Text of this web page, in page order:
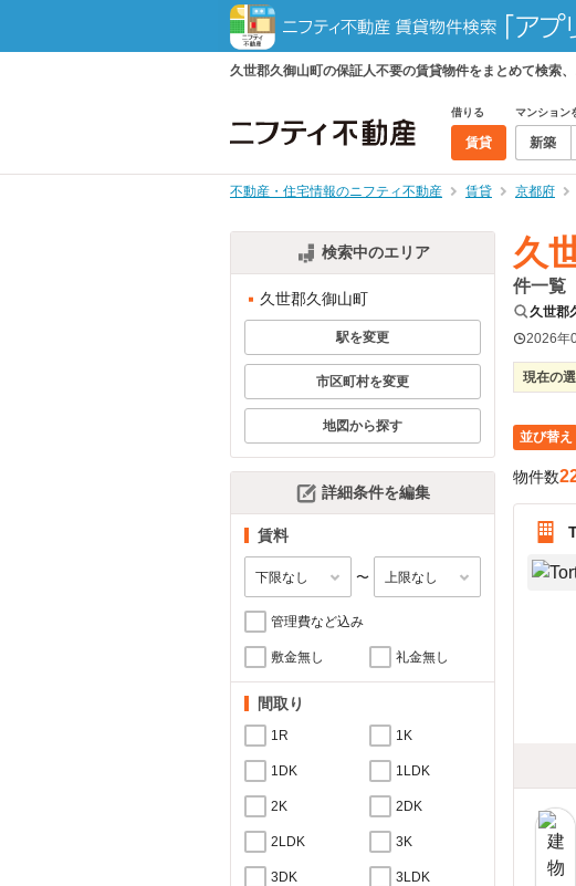
久世郡久御山町の保証人不要の賃貸物件をまとめて検索
借りる
賃貸
マンション
新築
不動産・住宅情報のニフティ不動産 賃貸 京都府
検索中のエリア
久世郡久御山町
駅を変更
市区町村を変更
地図から探す
詳細条件を編集
賃料
〜
管理費など込み
敷金無し 礼金無し
間取り
1R 1K
1DK 1LDK
2K 2DK
2LDK 3K
3DK 3LDK
久
件一覧
久世郡
2026年
現在の
並び替え
物件数